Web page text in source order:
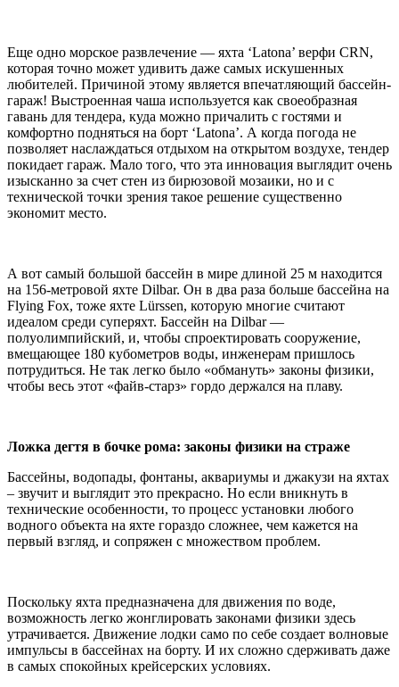
Еще одно морское развлечение — яхта ‘Latona’ верфи CRN,
которая точно может удивить даже самых искушенных
любителей. Причиной этому является впечатляющий бассейн-
гараж! Выстроенная чаша используется как своеобразная
гавань для тендера, куда можно причалить с гостями и
комфортно подняться на борт ‘Latona’. А когда погода не
позволяет наслаждаться отдыхом на открытом воздухе, тендер
покидает гараж. Мало того, что эта инновация выглядит очень
изысканно за счет стен из бирюзовой мозаики, но и с
технической точки зрения такое решение существенно
экономит место.
А вот самый большой бассейн в мире длиной 25 м находится
на 156-метровой яхте Dilbar. Он в два раза больше бассейна на
Flying Fox, тоже яхте Lürssen, которую многие считают
идеалом среди суперяхт. Бассейн на Dilbar —
полуолимпийский, и, чтобы спроектировать сооружение,
вмещающее 180 кубометров воды, инженерам пришлось
потрудиться. Не так легко было «обмануть» законы физики,
чтобы весь этот «файв-старз» гордо держался на плаву.
Ложка дегтя в бочке рома: законы физики на страже
Бассейны, водопады, фонтаны, аквариумы и джакузи на яхтах
– звучит и выглядит это прекрасно. Но если вникнуть в
технические особенности, то процесс установки любого
водного объекта на яхте гораздо сложнее, чем кажется на
первый взгляд, и сопряжен с множеством проблем.
Поскольку яхта предназначена для движения по воде,
возможность легко жонглировать законами физики здесь
утрачивается. Движение лодки само по себе создает волновые
импульсы в бассейнах на борту. И их сложно сдерживать даже
в самых спокойных крейсерских условиях.